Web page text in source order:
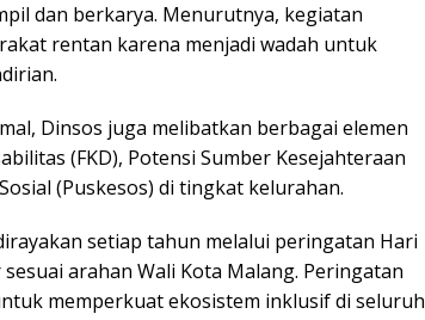
dan berkarya. Menurutnya, kegiatan
rentan karena menjadi wadah untuk
Dinsos juga melibatkan berbagai elemen
(FKD), Potensi Sumber Kesejahteraan
(Puskesos) di tingkat kelurahan.
setiap tahun melalui peringatan Hari
arahan Wali Kota Malang. Peringatan
memperkuat ekosistem inklusif di seluruh